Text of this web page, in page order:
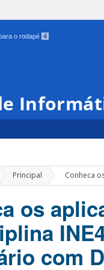
o rodapé 4
Principal » Conheca
os
com